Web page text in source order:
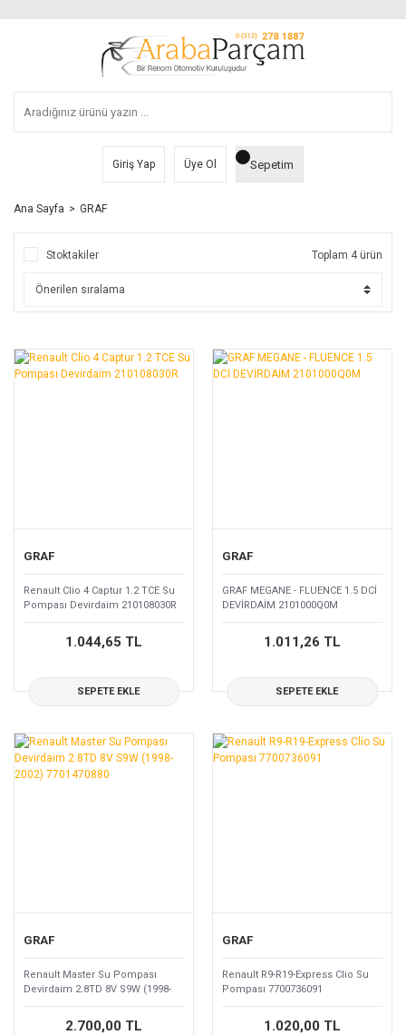
Giriş Yap Üye Ol Sepetim
Ana Sayfa GRAF
Stoktakiler Toplam 4 ürün
GRAF
Renault Clio 4 Captur 1.2 TCE Su
Pompası Devirdaim 210108030R
1.044,65 TL
SEPETE EKLE
GRAF
GRAF MEGANE - FLUENCE 1.5 DCİ
DEVİRDAİM 2101000Q0M
1.011,26 TL
SEPETE EKLE
GRAF
Renault Master Su Pompası
Devirdaim 2.8TD 8V S9W (1998-
2002) 7701470880
2.700,00 TL
GRAF
Renault R9-R19-Express Clio Su
Pompası 7700736091
1.020,00 TL